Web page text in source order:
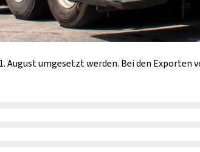
umgesetzt werden. Bei den Exporten